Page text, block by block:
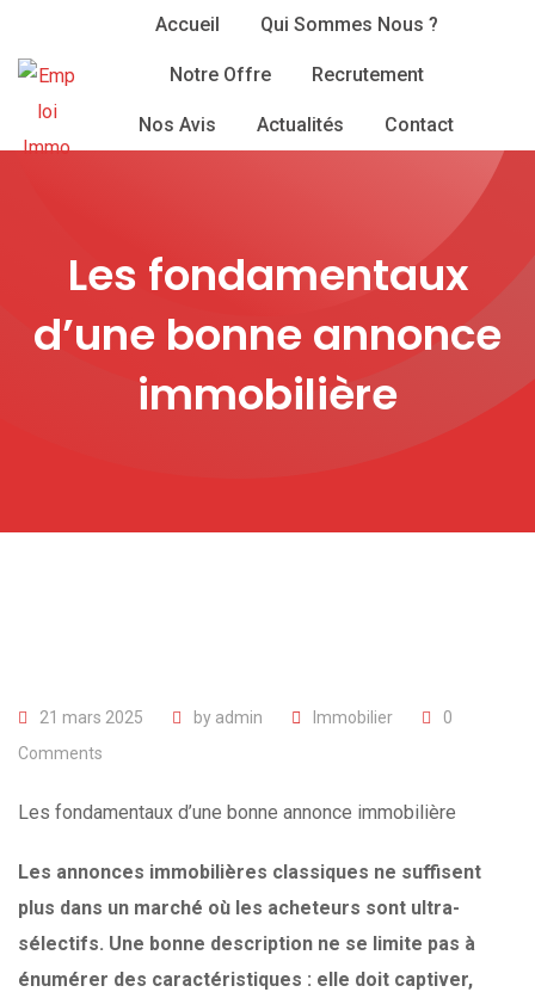
content
Accueil Qui Sommes Nous ?
Notre Offre Recrutement
Nos Avis Actualités Contact
Les fondamentaux
d’une bonne annonce
immobilière
21 mars 2025 by admin Immobilier
0
Comments
Les fondamentaux d’une bonne annonce immobilière
Les annonces immobilières classiques ne suffisent
plus dans un marché où les acheteurs sont ultra-
sélectifs. Une bonne description ne se limite pas à
énumérer des caractéristiques : elle doit captiver,